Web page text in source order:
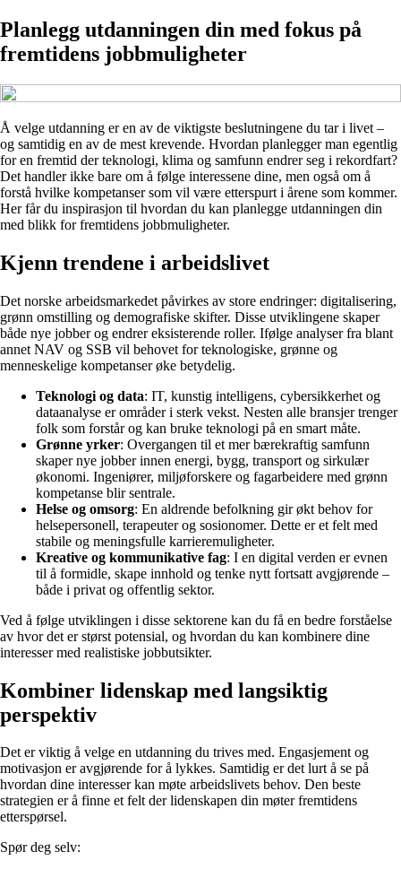
Planlegg utdanningen din med fokus på
fremtidens jobbmuligheter
Å velge utdanning er en av de viktigste beslutningene du tar i livet –
og samtidig en av de mest krevende. Hvordan planlegger man egentlig
for en fremtid der teknologi, klima og samfunn endrer seg i rekordfart?
Det handler ikke bare om å følge interessene dine, men også om å
forstå hvilke kompetanser som vil være etterspurt i årene som kommer.
Her får du inspirasjon til hvordan du kan planlegge utdanningen din
med blikk for fremtidens jobbmuligheter.
Kjenn trendene i arbeidslivet
Det norske arbeidsmarkedet påvirkes av store endringer: digitalisering,
grønn omstilling og demografiske skifter. Disse utviklingene skaper
både nye jobber og endrer eksisterende roller. Ifølge analyser fra blant
annet NAV og SSB vil behovet for teknologiske, grønne og
menneskelige kompetanser øke betydelig.
Teknologi og data: IT, kunstig intelligens, cybersikkerhet og
dataanalyse er områder i sterk vekst. Nesten alle bransjer trenger
folk som forstår og kan bruke teknologi på en smart måte.
Grønne yrker: Overgangen til et mer bærekraftig samfunn
skaper nye jobber innen energi, bygg, transport og sirkulær
økonomi. Ingeniører, miljøforskere og fagarbeidere med grønn
kompetanse blir sentrale.
Helse og omsorg: En aldrende befolkning gir økt behov for
helsepersonell, terapeuter og sosionomer. Dette er et felt med
stabile og meningsfulle karrieremuligheter.
Kreative og kommunikative fag: I en digital verden er evnen
til å formidle, skape innhold og tenke nytt fortsatt avgjørende –
både i privat og offentlig sektor.
Ved å følge utviklingen i disse sektorene kan du få en bedre forståelse
av hvor det er størst potensial, og hvordan du kan kombinere dine
interesser med realistiske jobbutsikter.
Kombiner lidenskap med langsiktig
perspektiv
Det er viktig å velge en utdanning du trives med. Engasjement og
motivasjon er avgjørende for å lykkes. Samtidig er det lurt å se på
hvordan dine interesser kan møte arbeidslivets behov. Den beste
strategien er å finne et felt der lidenskapen din møter fremtidens
etterspørsel.
Spør deg selv: